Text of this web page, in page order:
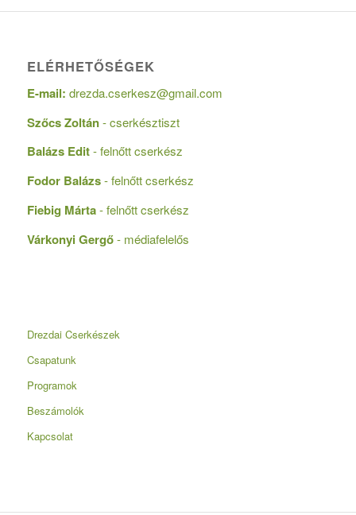
ELÉRHETŐSÉGEK
E-mail: drezda.cserkesz@gmail.com
Szőcs Zoltán- cserkésztiszt
Balázs Edit- felnőtt cserkész
Fodor Balázs- felnőtt cserkész
Fiebig Márta- felnőtt cserkész
Várkonyi Gergő- médiafelelős
Drezdai Cserkészek
Csapatunk
Programok
Beszámolók
Kapcsolat